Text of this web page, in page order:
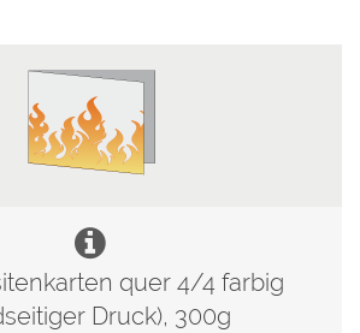
quer 4/4 farbig
Druck), 300g